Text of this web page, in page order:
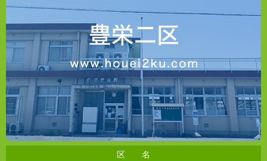
豊栄二区について
区 名